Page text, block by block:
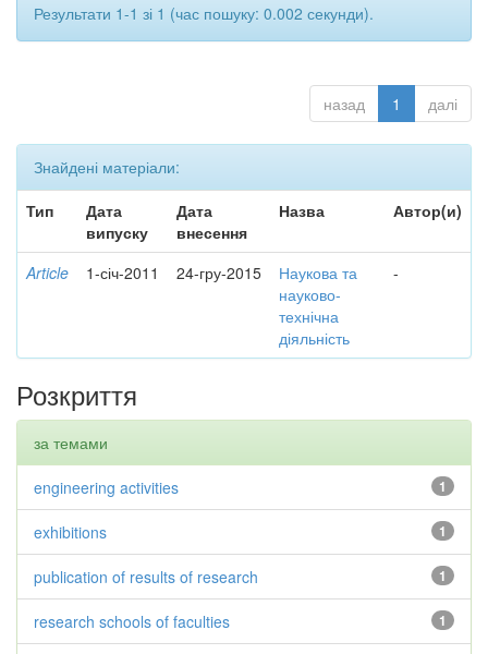
Результати 1-1 зі 1 (час пошуку: 0.002 секунди).
назад 1 далі
Знайдені матеріали:
Тип
Дата
випуску
Дата
внесення
Назва Автор(и)
Article 1-січ-2011 24-гру-2015
Наукова та
науково-
технічна
діяльність
-
Розкриття
за темами
1
engineering activities
1
exhibitions
1
publication of results of research
1
research schools of faculties